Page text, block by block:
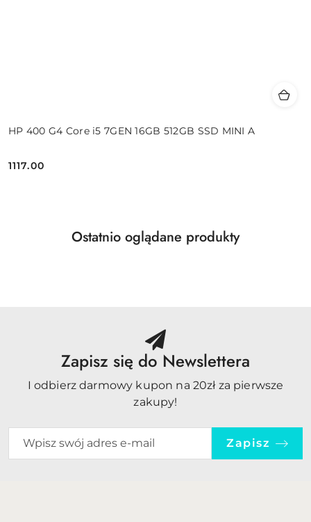
HP 400 G4 Core i5 7GEN 16GB 512GB SSD MINI A
Cena:
1117.00
Pomiń karuzelę produktów
Produkty
Ostatnio oglądane produkty
Zapisz się do Newslettera
I odbierz darmowy kupon na 20zł za pierwsze
zakupy!
Zapisz